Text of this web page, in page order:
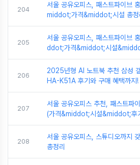
204
서울 공유오피스, 패스트파이브
middot;가격&middot;시설 총정
205
서울 공유오피스, 패스트파이브
ddot;가격&middot;시설
206
2025년형 AI 노트북 추천 삼성
HA-K51A 후기와 구매 혜택까지!
207
서울 공유오피스 추천, 패스트파
(가격&middot;시설&middot;후
208
서울 공유오피스, 스튜디오까지
총정리